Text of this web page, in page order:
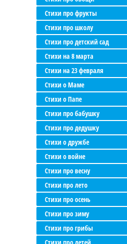
Стихи про фрукты
Стихи про школу
Стихи про детский сад
Стихи на 8 марта
Стихи на 23 февраля
Стихи о Маме
Стихи о Папе
Стихи про бабушку
Стихи про дедушку
Стихи о дружбе
Стихи о войне
Стихи про весну
Стихи про лето
Стихи про осень
Стихи про зиму
Стихи про грибы